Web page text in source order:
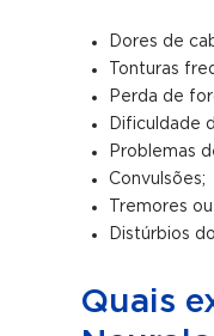
Dores de
Tonturas
Perda de
Dificuldade
Problemas
Convulsões;
Tremores
Distúrbios
Quais